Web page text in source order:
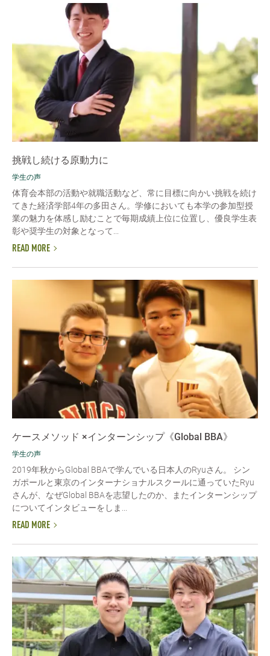
挑戦し続ける原動力に
学生の声
体育会本部の活動や就職活動など、常に目標に向かい挑戦を続け
てきた経済学部4年の多田さん。学修においても本学の参加型授
業の魅力を体感し励むことで毎期成績上位に位置し、優良学生表
彰や奨学生の対象となって...
READ MORE
ケースメソッド ×インターンシップ《Global BBA》
学生の声
2019年秋からGlobal BBAで学んでいる日本人のRyuさん。 シン
ガポールと東京のインターナショナルスクールに通っていたRyu
さんが、なぜGlobal BBAを志望したのか、またインターンシップ
についてインタビューをしま...
READ MORE